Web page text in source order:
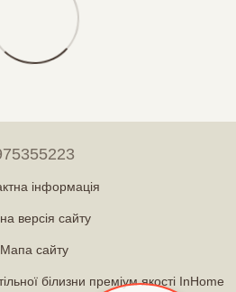
інформація
версія сайту
Мапа сайту
білизни преміум якості InHome